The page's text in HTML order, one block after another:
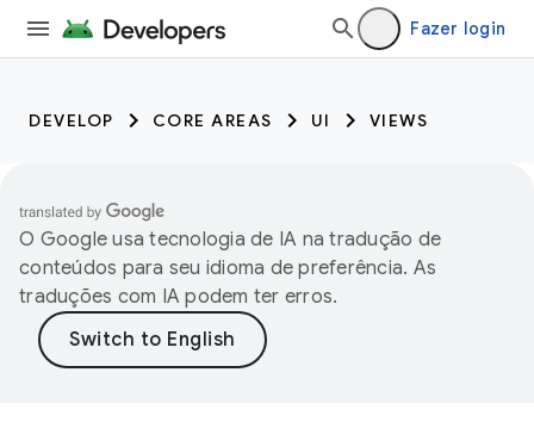
Fazer login
DEVELOP CORE AREAS UI VIEWS
O Google usa tecnologia de IA na tradução de
conteúdos para seu idioma de preferência. As
traduções com IA podem ter erros.